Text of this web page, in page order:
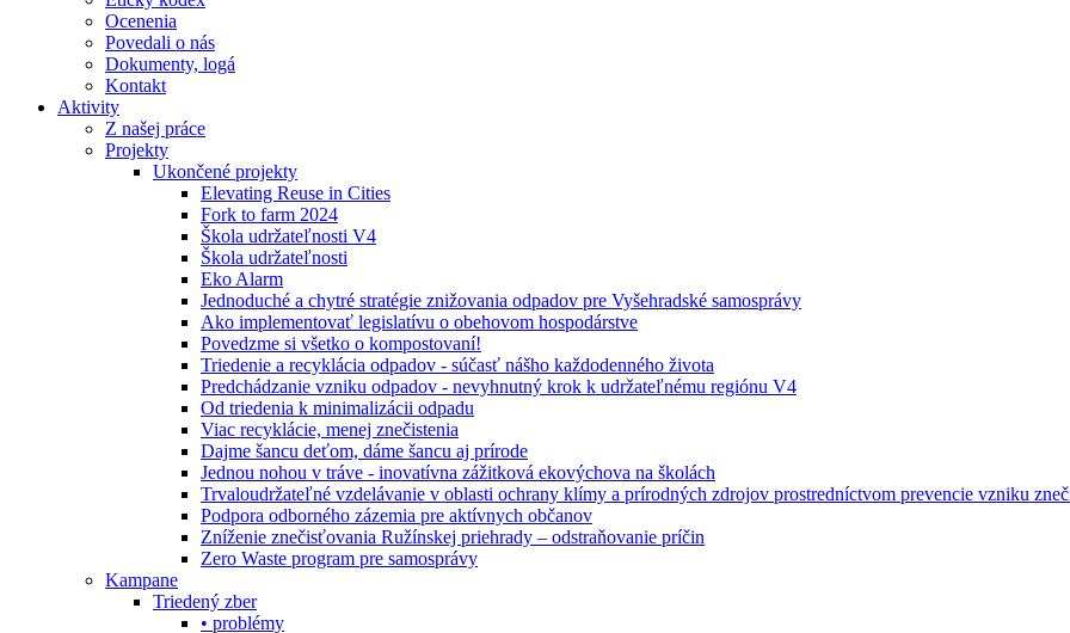
Ocenenia
Povedali o nás
Dokumenty, logá
Kontakt
Aktivity
Z našej práce
Projekty
Ukončené projekty
Elevating Reuse in Cities
Fork to farm 2024
Škola udržateľnosti V4
Škola udržateľnosti
Eko Alarm
Jednoduché a chytré stratégie znižovania odpadov pre Vyšehradské samosprávy
Ako implementovať legislatívu o obehovom hospodárstve
Povedzme si všetko o kompostovaní!
Triedenie a recyklácia odpadov - súčasť nášho každodenného života
Predchádzanie vzniku odpadov - nevyhnutný krok k udržateľnému regiónu V4
Od triedenia k minimalizácii odpadu
Viac recyklácie, menej znečistenia
Dajme šancu deťom, dáme šancu aj prírode
Jednou nohou v tráve - inovatívna zážitková ekovýchova na školách
Trvaloudržateľné vzdelávanie v oblasti ochrany klímy a prírodných zdrojov prostredníctvom prevencie vzniku
Podpora odborného zázemia pre aktívnych občanov
Zníženie znečisťovania Ružínskej priehrady – odstraňovanie príčin
Zero Waste program pre samosprávy
Kampane
Triedený zber
• problémy